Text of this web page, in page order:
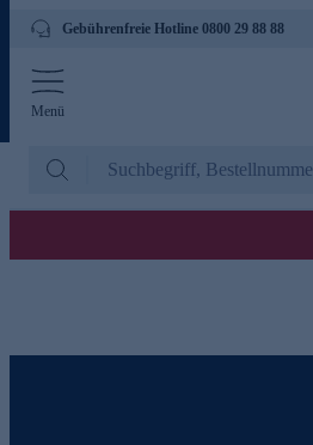
Gebührenfreie Hotline 0800 29 88 88
Menü